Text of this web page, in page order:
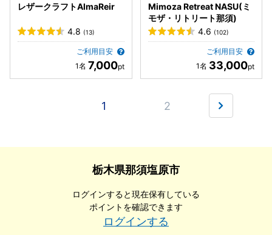
レザークラフトAlmaReir
4.8 (13)
ご利用目安
7,000
Mimoza Retreat NASU(ミ
モザ・リトリート那須)
4.6 (102)
ご利用目安
33,000
1 2
栃木県那須塩原市
ログインすると現在保有している
ポイントを確認できます
ログインする